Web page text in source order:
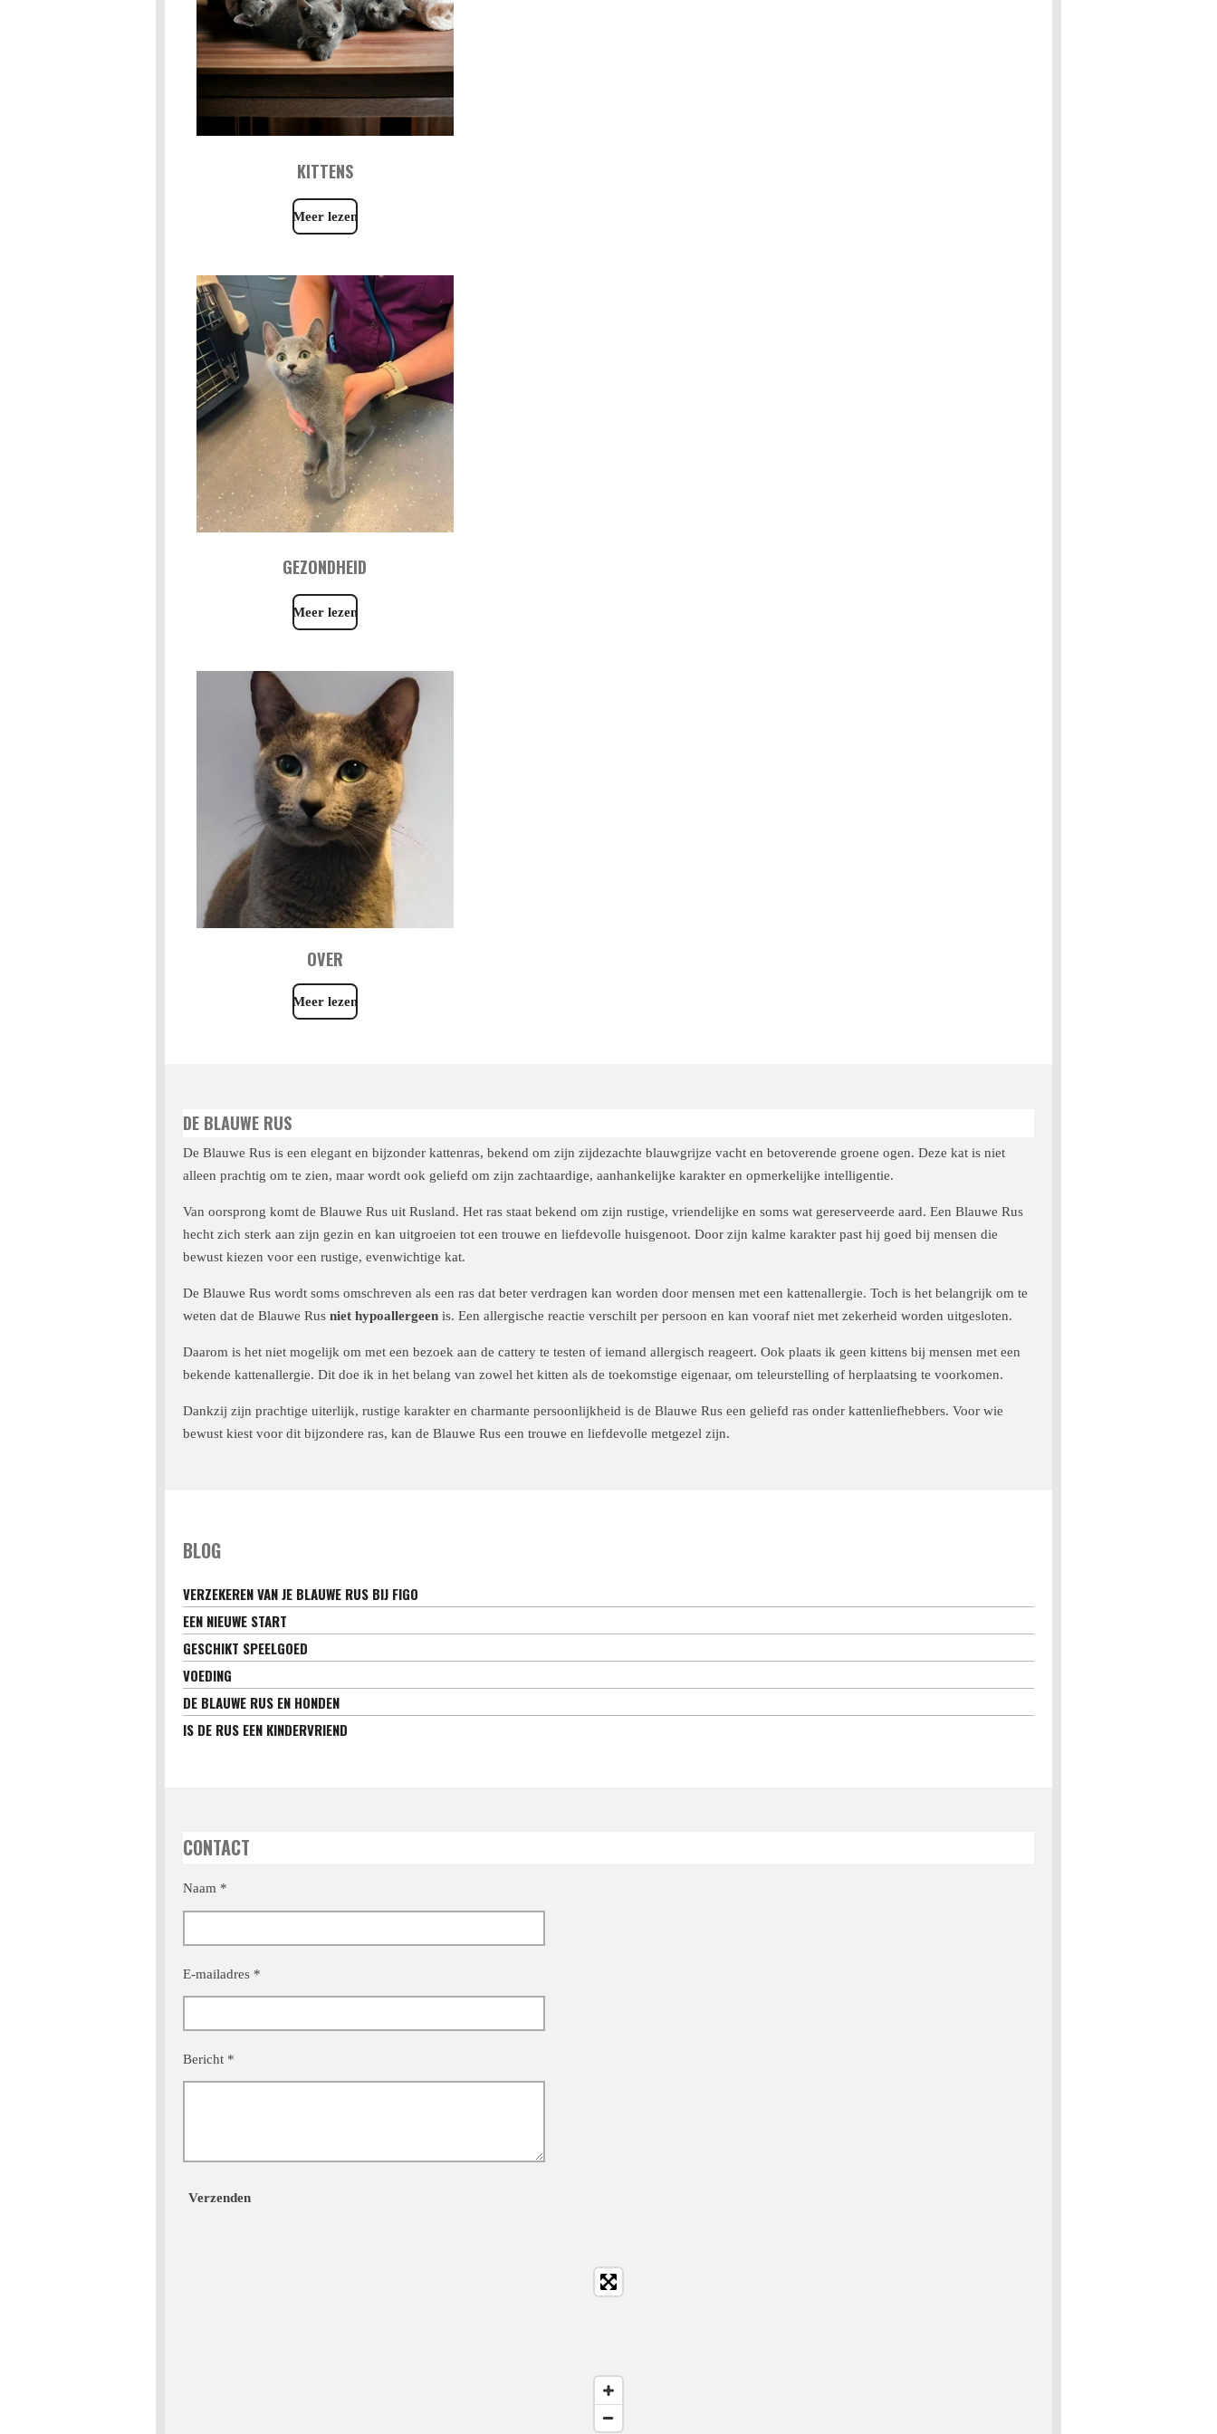
KITTENS
Meer lezen
GEZONDHEID
Meer lezen
OVER
Meer lezen
DE BLAUWE RUS
De Blauwe Rus is een elegant en bijzonder kattenras, bekend om zijn zijdezachte blauwgrijze vacht en betoverende groene ogen. Deze kat is niet
alleen prachtig om te zien, maar wordt ook geliefd om zijn zachtaardige, aanhankelijke karakter en opmerkelijke intelligentie.
Van oorsprong komt de Blauwe Rus uit Rusland. Het ras staat bekend om zijn rustige, vriendelijke en soms wat gereserveerde aard. Een Blauwe Rus
hecht zich sterk aan zijn gezin en kan uitgroeien tot een trouwe en liefdevolle huisgenoot. Door zijn kalme karakter past hij goed bij mensen die
bewust kiezen voor een rustige, evenwichtige kat.
De Blauwe Rus wordt soms omschreven als een ras dat beter verdragen kan worden door mensen met een kattenallergie. Toch is het belangrijk om te
weten dat de Blauwe Rus niet hypoallergeen is. Een allergische reactie verschilt per persoon en kan vooraf niet met zekerheid worden uitgesloten.
Daarom is het niet mogelijk om met een bezoek aan de cattery te testen of iemand allergisch reageert. Ook plaats ik geen kittens bij mensen met een
bekende kattenallergie. Dit doe ik in het belang van zowel het kitten als de toekomstige eigenaar, om teleurstelling of herplaatsing te voorkomen.
Dankzij zijn prachtige uiterlijk, rustige karakter en charmante persoonlijkheid is de Blauwe Rus een geliefd ras onder kattenliefhebbers. Voor wie
bewust kiest voor dit bijzondere ras, kan de Blauwe Rus een trouwe en liefdevolle metgezel zijn.
BLOG
VERZEKEREN VAN JE BLAUWE RUS BIJ FIGO
EEN NIEUWE START
GESCHIKT SPEELGOED
VOEDING
DE BLAUWE RUS EN HONDEN
IS DE RUS EEN KINDERVRIEND
CONTACT
Naam *
E-mailadres *
Bericht *
Verzenden